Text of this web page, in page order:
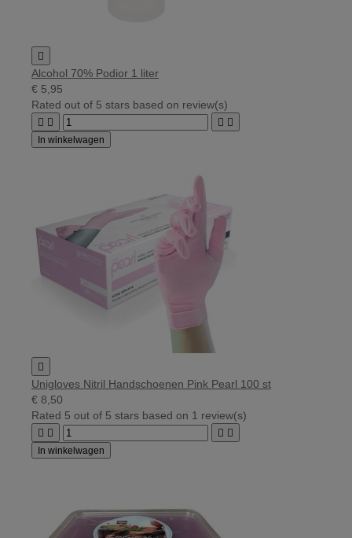

Alcohol 70% Podior 1 liter
€ 5,95
Rated out of 5 stars based on review(s)
   
In winkelwagen

Unigloves Nitril Handschoenen Pink Pearl 100 st
€ 8,50
Rated 5 out of 5 stars based on 1 review(s)
   
In winkelwagen